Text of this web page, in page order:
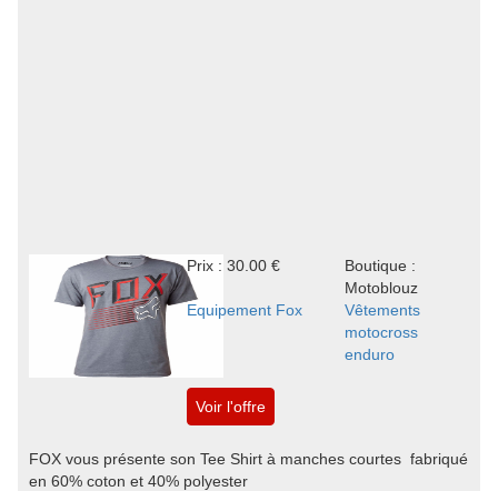
Prix : 30.00 €
Boutique :
Motoblouz
Equipement Fox
Vêtements
motocross
enduro
Voir l'offre
FOX vous présente son Tee Shirt à manches courtes fabriqué
en 60% coton et 40% polyester